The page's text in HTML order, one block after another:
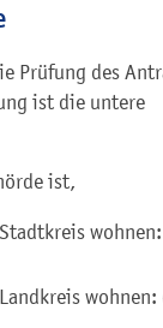
Prüfung des
ist die untere
ist,